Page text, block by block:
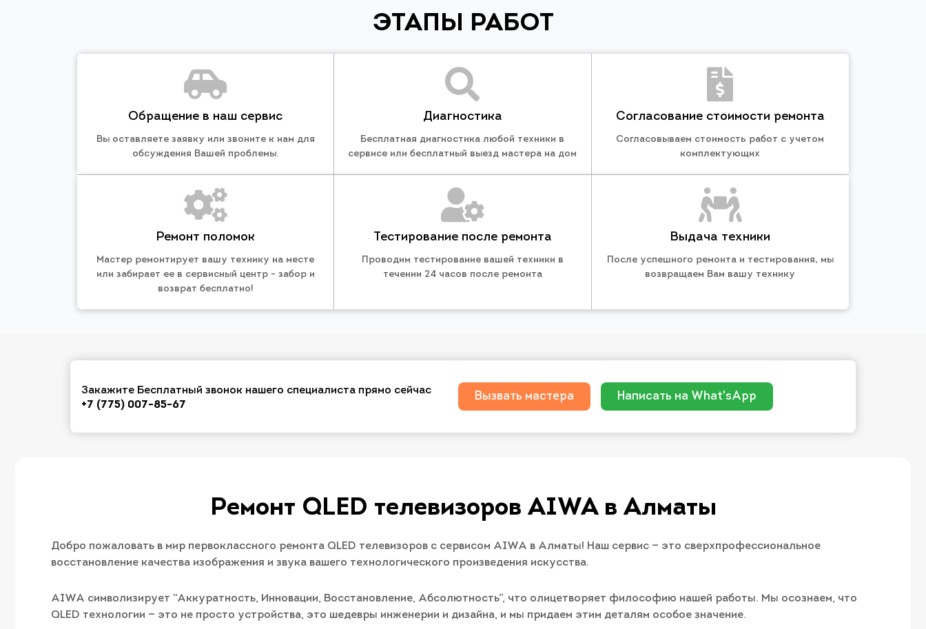
ЭТАПЫ РАБОТ
Обращение в наш сервис
Вы оставляете заявку или звоните к нам для
обсуждения Вашей проблемы.
Диагностика
Бесплатная диагностика любой техники в
сервисе или бесплатный выезд мастера на дом
Согласование стоимости ремонта
Согласовываем стоимость работ с учетом
комплектующих
Ремонт поломок
Мастер ремонтирует вашу технику на месте
или забирает ее в сервисный центр - забор и
возврат бесплатно!
Тестирование после ремонта
Проводим тестирование вашей техники в
течении 24 часов после ремонта
Выдача техники
После успешного ремонта и тестирования, мы
возвращаем Вам вашу технику
Закажите Бесплатный звонок нашего специалиста прямо сейчас
+7 (775) 007-85-67
Вызвать мастера Написать на What'sApp
Ремонт QLED телевизоров AIWA в Алматы
Добро пожаловать в мир первоклассного ремонта QLED телевизоров с сервисом AIWA в Алматы! Наш сервис — это сверхпрофессиональное
восстановление качества изображения и звука вашего технологического произведения искусства.
AIWA символизирует “Аккуратность, Инновации, Восстановление, Абсолютность”, что олицетворяет философию нашей работы. Мы осознаем, что
QLED технологии — это не просто устройства, это шедевры инженерии и дизайна, и мы придаем этим деталям особое значение.